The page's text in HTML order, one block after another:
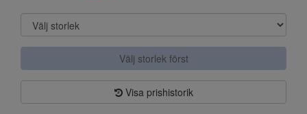
Välj storlek först
Visa prishistorik